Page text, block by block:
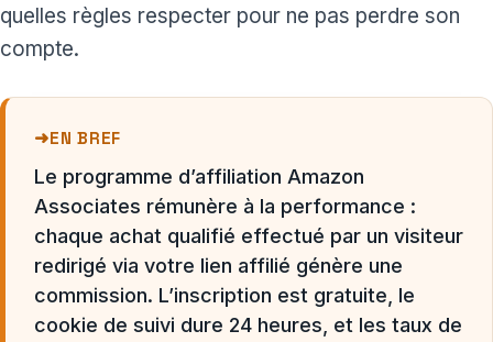
quelles règles respecter pour ne pas perdre son
compte.
EN BREF
Le programme d’affiliation Amazon
Associates rémunère à la performance :
chaque achat qualifié effectué par un visiteur
redirigé via votre lien affilié génère une
commission. L’inscription est gratuite, le
cookie de suivi dure 24 heures, et les taux de